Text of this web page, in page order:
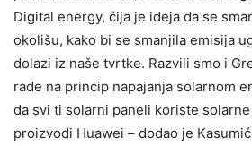
Digital energy, čija je ideja da se
okolišu, kako bi se smanjila emisija
dolazi iz naše tvrtke. Razvili smo i
rade na princip napajanja solarnom
da svi ti solarni paneli koriste
proizvodi Huawei – dodao je